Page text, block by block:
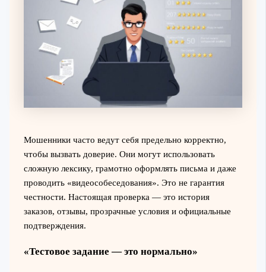
Мошенники часто ведут себя предельно корректно,
чтобы вызвать доверие. Они могут использовать
сложную лексику, грамотно оформлять письма и даже
проводить «видеособеседования». Это не гарантия
честности. Настоящая проверка — это история
заказов, отзывы, прозрачные условия и официальные
подтверждения.
«Тестовое задание — это нормально»